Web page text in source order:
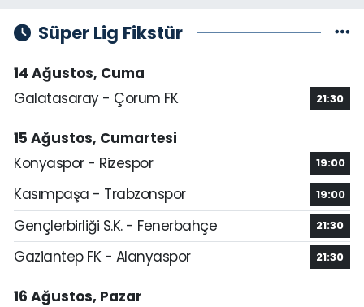
Süper Lig Fikstür
14 Ağustos, Cuma
Galatasaray - Çorum FK
21:30
15 Ağustos, Cumartesi
Konyaspor - Rizespor
19:00
Kasımpaşa - Trabzonspor 19:00
Gençlerbirliği S.K. - Fenerbahçe 21:30
Gaziantep FK - Alanyaspor 21:30
16 Ağustos, Pazar